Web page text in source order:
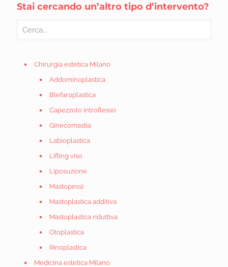
Stai cercando un’altro tipo d’intervento?
Chirurgia estetica Milano
Addominoplastica
Blefaroplastica
Capezzolo introflesso
Ginecomastia
Labioplastica
Lifting viso
Liposuzione
Mastopessi
Mastoplastica additiva
Mastoplastica riduttiva
Otoplastica
Rinoplastica
Medicina estetica Milano